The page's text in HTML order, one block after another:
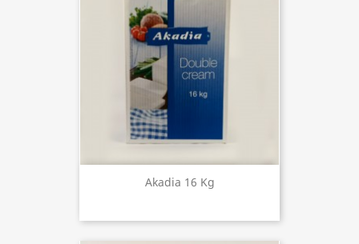
Akadia 16 Kg